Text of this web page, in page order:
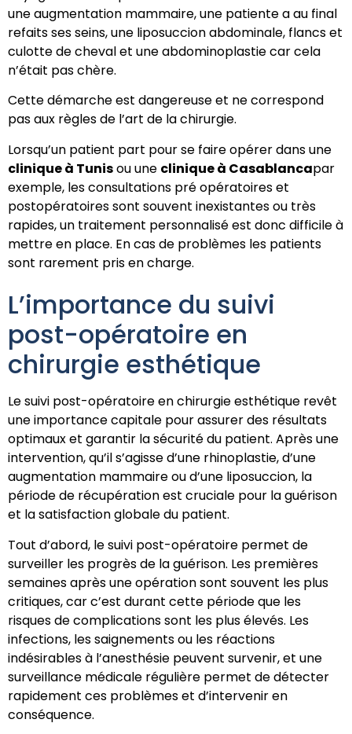
une augmentation mammaire, une patiente a au final
refaits ses seins, une liposuccion abdominale, flancs et
culotte de cheval et une abdominoplastie car cela
n’était pas chère.
Cette démarche est dangereuse et ne correspond
pas aux règles de l’art de la chirurgie.
Lorsqu’un patient part pour se faire opérer dans une
clinique à Tunisou une clinique à Casablancapar
exemple, les consultations pré opératoires et
postopératoires sont souvent inexistantes ou très
rapides, un traitement personnalisé est donc difficile à
mettre en place. En cas de problèmes les patients
sont rarement pris en charge.
L’importance du suivi
post-opératoire en
chirurgie esthétique
Le suivi post-opératoire en chirurgie esthétique revêt
une importance capitale pour assurer des résultats
optimaux et garantir la sécurité du patient. Après une
intervention, qu’il s’agisse d’une rhinoplastie, d’une
augmentation mammaire ou d’une liposuccion, la
période de récupération est cruciale pour la guérison
et la satisfaction globale du patient.
Tout d’abord, le suivi post-opératoire permet de
surveiller les progrès de la guérison. Les premières
semaines après une opération sont souvent les plus
critiques, car c’est durant cette période que les
risques de complications sont les plus élevés. Les
infections, les saignements ou les réactions
indésirables à l’anesthésie peuvent survenir, et une
surveillance médicale régulière permet de détecter
rapidement ces problèmes et d’intervenir en
conséquence.